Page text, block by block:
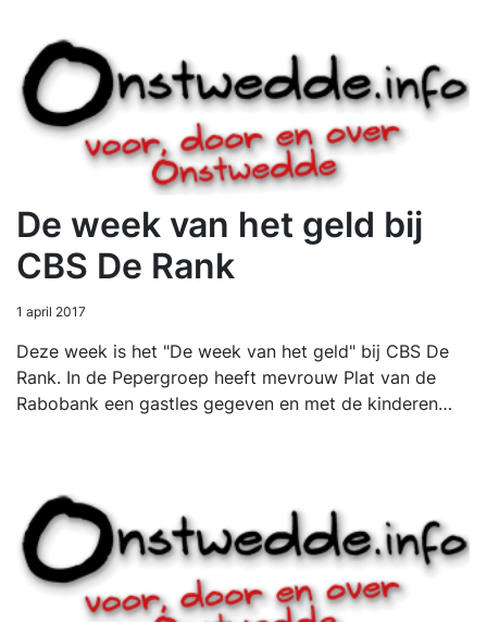
De week van het geld bij
CBS De Rank
1 april 2017
Deze week is het "De week van het geld" bij CBS De
Rank. In de Pepergroep heeft mevrouw Plat van de
Rabobank een gastles gegeven en met de kinderen…